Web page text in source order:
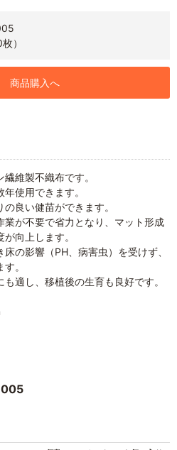
）
商品購入へ
維製不織布です。
使用できます。
良い健苗ができます。
業が不要で省力となり、マット形成
向上します。
の影響（PH、病害虫）を受けず、
。
適し、移植後の生育も良好です。